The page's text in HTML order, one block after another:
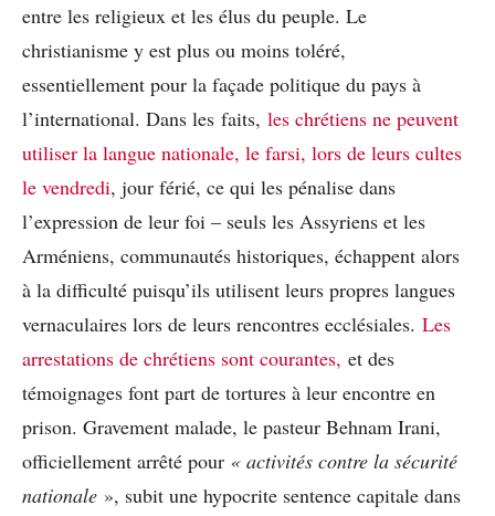
entre les religieux et les élus du peuple. Le
christianisme y est plus ou moins toléré,
essentiellement pour la façade politique du pays à
l’international. Dans les faits, les chrétiens ne peuvent
utiliser la langue nationale, le farsi, lors de leurs cultes
le vendredi, jour férié, ce qui les pénalise dans
l’expression de leur foi – seuls les Assyriens et les
Arméniens, communautés historiques, échappent alors
à la difficulté puisqu’ils utilisent leurs propres langues
vernaculaires lors de leurs rencontres ecclésiales. Les
arrestations de chrétiens sont courantes, et des
témoignages font part de tortures à leur encontre en
prison. Gravement malade, le pasteur Behnam Irani,
officiellement arrêté pour « activités contre la sécurité
nationale », subit une hypocrite sentence capitale dans